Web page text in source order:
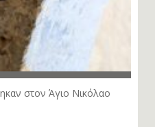
στον Άγιο Νικόλαο